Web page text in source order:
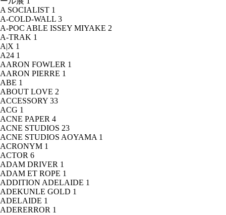
A SOCIALIST 1
A-COLD-WALL 3
A-POC ABLE ISSEY MIYAKE 2
A-TRAK 1
A|X 1
A24 1
AARON FOWLER 1
AARON PIERRE 1
ABE 1
ABOUT LOVE 2
ACCESSORY 33
ACG 1
ACNE PAPER 4
ACNE STUDIOS 23
ACNE STUDIOS AOYAMA 1
ACRONYM 1
ACTOR 6
ADAM DRIVER 1
ADAM ET ROPE 1
ADDITION ADELAIDE 1
ADEKUNLE GOLD 1
ADELAIDE 1
ADERERROR 1